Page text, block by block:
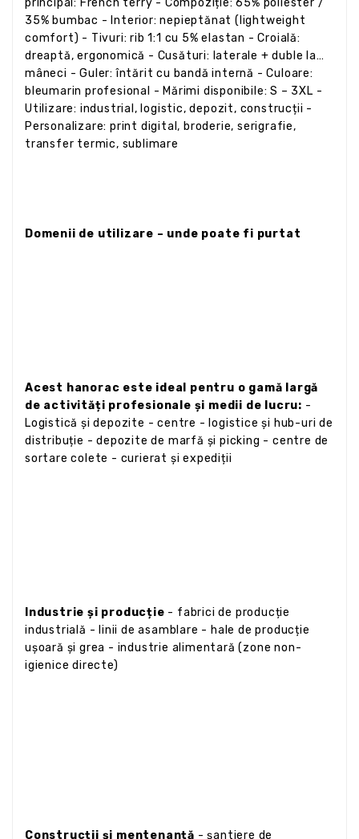
35% bumbac - Interior: nepieptănat (lightweight
comfort) - Tivuri: rib 1:1 cu 5% elastan - Croială:
dreaptă, ergonomică - Cusături: laterale + duble la
mâneci - Guler: întărit cu bandă internă - Culoare:
bleumarin profesional - Mărimi disponibile: S – 3XL -
Utilizare: industrial, logistic, depozit, construcții -
Personalizare: print digital, broderie, serigrafie,
transfer termic, sublimare
Domenii de utilizare – unde poate fi purtat
Acest hanorac este ideal pentru o gamă largă
de activități profesionale și medii de lucru: -
Logistică și depozite - centre - logistice și hub-uri de
distribuție - depozite de marfă și picking - centre de
sortare colete - curierat și expediții
Industrie și producție - fabrici de producție
industrială - linii de asamblare - hale de producție
ușoară și grea - industrie alimentară (zone non-
igienice directe)
Construcții și mentenanță - șantiere de